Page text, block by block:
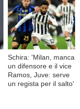
Schira: 'Milan, manca
un difensore e il vice
Ramos, Juve: serve
un regista per il salto'